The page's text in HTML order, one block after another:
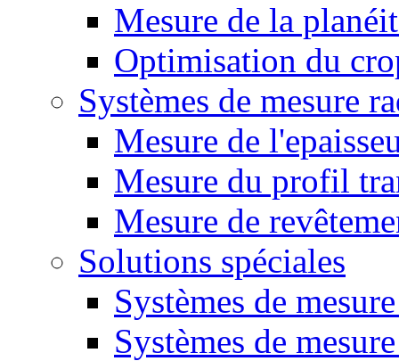
Mesure de la
Optimisation du
Systèmes de mesure
Mesure de
Mesure du profil
Mesure de
Solutions spéciales
Systèmes de
Systèmes de